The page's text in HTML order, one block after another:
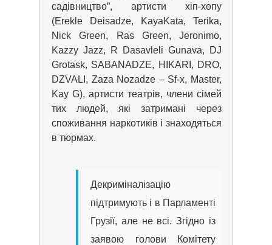
садівництво”, артисти хіп-хопу
(Erekle Deisadze, KayaKata, Terika,
Nick Green, Ras Green, Jeronimo,
Kazzy Jazz, R Dasavleli Gunava, DJ
Grotask, SABANADZE, HIKARI, DRO,
DZVALI, Zaza Nozadze – Sf-x, Master,
Kay G), артисти театрів, члени сімей
тих людей, які затримані через
споживання наркотиків і знаходяться
в тюрмах.
Декриміналізацію
підтримують і в Парламенті
Грузії, але не всі. Згідно із
заявою голови Комітету